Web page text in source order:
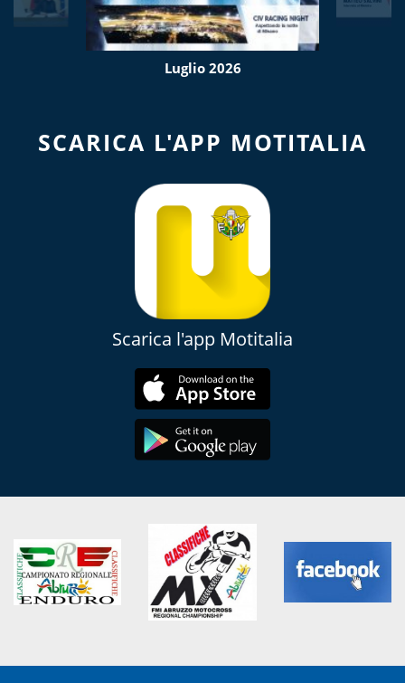
Luglio 2026
SCARICA L'APP MOTITALIA
Scarica l'app Motitalia